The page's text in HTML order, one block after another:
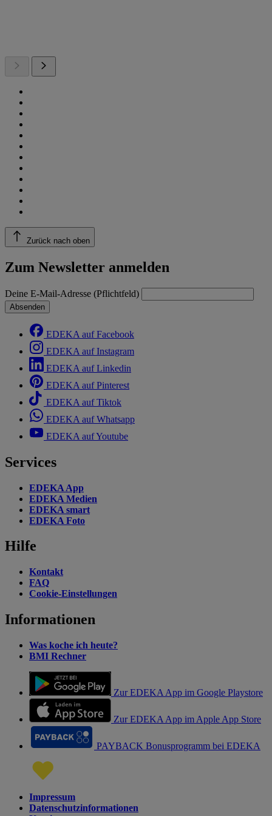
Zurück nach oben
Zum Newsletter anmelden
Deine E-Mail-Adresse (Pflichtfeld)
Absenden
EDEKA auf Facebook
EDEKA auf Instagram
EDEKA auf Linkedin
EDEKA auf Pinterest
EDEKA auf Tiktok
EDEKA auf Whatsapp
EDEKA auf Youtube
Services
EDEKA App
EDEKA Medien
EDEKA smart
EDEKA Foto
Hilfe
Kontakt
FAQ
Cookie-Einstellungen
Informationen
Was koche ich heute?
BMI Rechner
Zur EDEKA App im Google Playstore
Zur EDEKA App im Apple App Store
PAYBACK Bonusprogramm bei EDEKA
Impressum
Datenschutzinformationen